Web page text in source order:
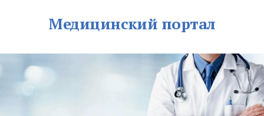
Медицинский портал